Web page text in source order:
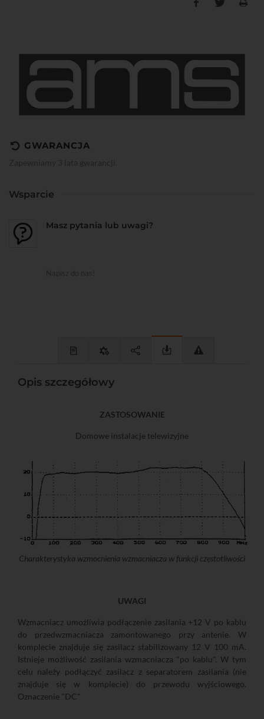
GWARANCJA
Wsparcie
Masz pytania lub uwagi?
Opis szczegółowy
ZASTOSOWANIE
Domowe instalacje telewizyjne
Charakterystyka wzmocnienia wzmacniacza w funkcji częstotliwości
UWAGI
Wzmacniacz umożliwia podłączenie zasilania +12 V po kablu
do przedwzmacniacza zamontowanego przy antenie. W
komplecie znajduje się zasilacz stabilizowany 12 V 100 mA.
Istnieje możliwość zasilania wzmacniacza "po kablu". W tym
celu należy podłączyć zasilacz z separatorem zasilania (nie
znajduje się w komplecie) do przewodu wyjściowego.
Oznaczenie "DC"